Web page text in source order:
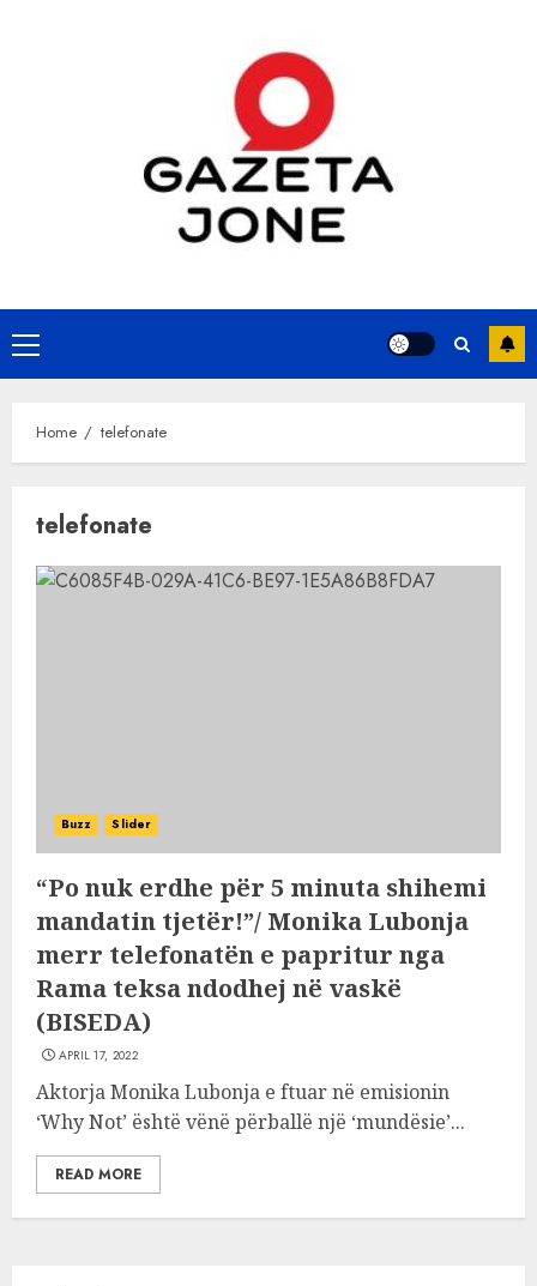
Primary
Menu
Home telefonate
telefonate
Buzz Slider
“Po nuk erdhe për 5 minuta shihemi
mandatin tjetër!”/ Monika Lubonja
merr telefonatën e papritur nga
Rama teksa ndodhej në vaskë
(BISEDA)
APRIL 17, 2022
Aktorja Monika Lubonja e ftuar në emisionin
‘Why Not’ është vënë përballë një ‘mundësie’...
READ MORE